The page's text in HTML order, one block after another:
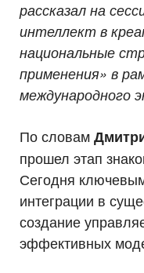
рассказал на
интеллект в
национальные
применения» в
международного
По словам
прошел этап
Сегодня
интеграции в
создание
эффективных